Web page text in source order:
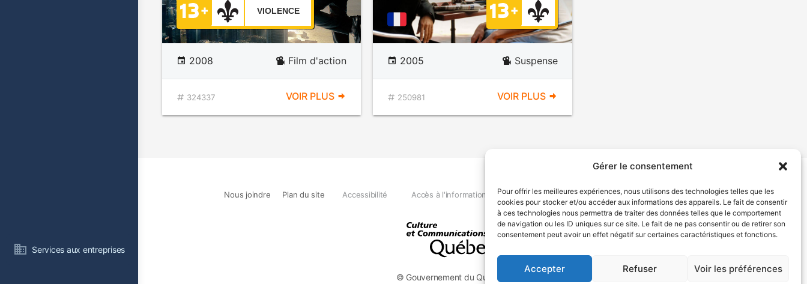
Gérer le consentement
Pour offrir les meilleures expériences, nous utilisons des technologies telles que les
cookies pour stocker et/ou accéder aux informations des appareils. Le fait de consentir
à ces technologies nous permettra de traiter des données telles que le comportement
de navigation ou les ID uniques sur ce site. Le fait de ne pas consentir ou de retirer son
consentement peut avoir un effet négatif sur certaines caractéristiques et fonctions.
Accepter Refuser Voir les préférences
Services aux entreprises
VIOLENCE
2008 Film d'action
324337 VOIR PLUS
2005 Suspense
250981 VOIR PLUS
© Gouvernement du Québec, 2026
Nous joindre Plan du site Accessibilité Accès à l'information Déclaration de services Politique de confidentialité